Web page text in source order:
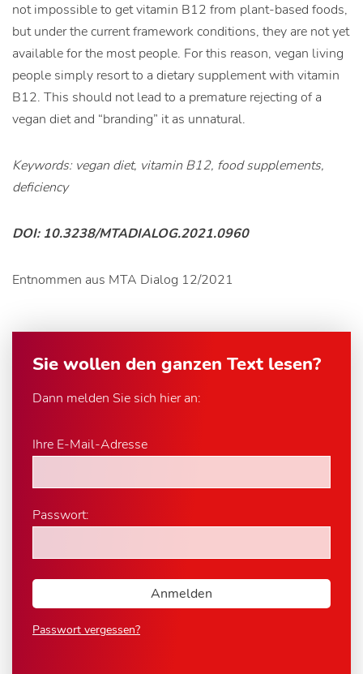
not impossible to get vitamin B12 from plant-based foods,
but under the current framework conditions, they are not yet
available for the most people. For this reason, vegan living
people simply resort to a dietary supplement with vitamin
B12. This should not lead to a premature rejecting of a
vegan diet and “branding” it as unnatural.
Keywords: vegan diet, vitamin B12, food supplements,
deficiency
DOI: 10.3238/MTADIALOG.2021.0960
Entnommen aus MTA Dialog 12/2021
Sie wollen den ganzen Text lesen?
Dann melden Sie sich hier an:
Ihre E-Mail-Adresse
Passwort:
Passwort vergessen?